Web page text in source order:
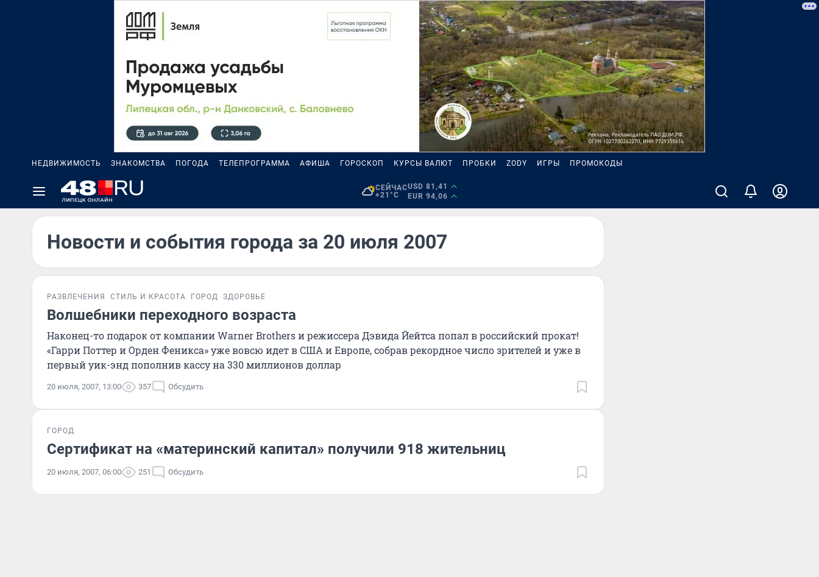
НЕДВИЖИМОСТЬ ЗНАКОМСТВА ПОГОДА ТЕЛЕПРОГРАММА АФИША ГОРОСКОП КУРСЫ ВАЛЮТ ПРОБКИ ZODY ИГРЫ ПРОМОКОДЫ
СЕЙЧАС
+21°C
USD 81,41
EUR 94,06
Новости и события города за 20 июля 2007
РАЗВЛЕЧЕНИЯ СТИЛЬ И КРАСОТА ГОРОД ЗДОРОВЬЕ
Волшебники переходного возраста
Наконец-то подарок от компании Warner Brothers и режиссера Дэвида Йейтса попал в российский прокат!
«Гарри Поттер и Орден Феникса» уже вовсю идет в США и Европе, собрав рекордное число зрителей и уже в
первый уик-энд пополнив кассу на 330 миллионов доллар
20 июля, 2007, 13:00 357 Обсудить
ГОРОД
Сертификат на «материнский капитал» получили 918 жительниц
20 июля, 2007, 06:00 251 Обсудить